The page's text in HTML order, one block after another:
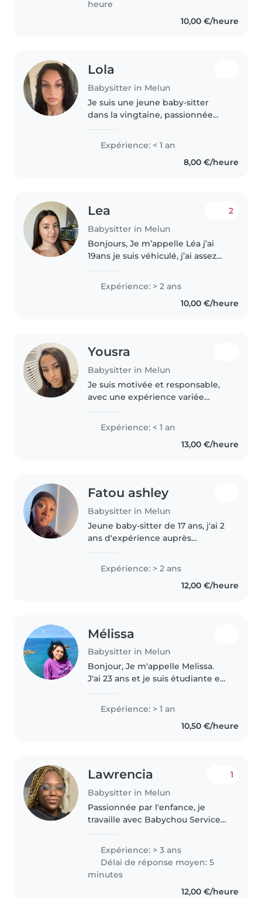
heure
10,00 €/heure
Lola
Babysitter in Melun
Je suis une jeune baby-sitter
dans la vingtaine, passionnée
Bien que je n'aie pas encore
d'expérience officielle, j'ai eu
l'occasion de garder des..
Expérience: < 1 an
8,00 €/heure
Lea
Babysitter in Melun
2
Bonjours, Je m’appelle Léa j’ai
19ans je suis véhiculé, j’ai assez
j’ai moi même un petit frère Je
suis une personne douce, calme
Expérience: > 2 ans
10,00 €/heure
Yousra
Babysitter in Melun
Je suis motivée et responsable,
avec une expérience variée
avec Kinougarde, effectué un
stage en école maternelle, deux
stages en centre de loisirs,..
Expérience: < 1 an
13,00 €/heure
Fatou ashley
Babysitter in Melun
Jeune baby-sitter de 17 ans, j'ai 2
ans d'expérience auprès
Bien que je ne sois pas diplômée
des premiers secours, je suis..
Expérience: > 2 ans
12,00 €/heure
Mélissa
Babysitter in Melun
Bonjour, Je m'appelle Melissa.
J'ai 23 ans et je suis étudiante en
Paris-La-Villette (Paris 19ème). Je
suis issue d'une famille
Expérience: > 1 an
10,50 €/heure
Lawrencia
Babysitter in Melun
1
Passionnée par l'enfance, je
travaille avec Babychou Services,
particuliers. Patiente et créative,
j'adore créer des moments
complices avec les enfants et
les..
Expérience: > 3 ans
Délai de réponse moyen: 5
minutes
12,00 €/heure